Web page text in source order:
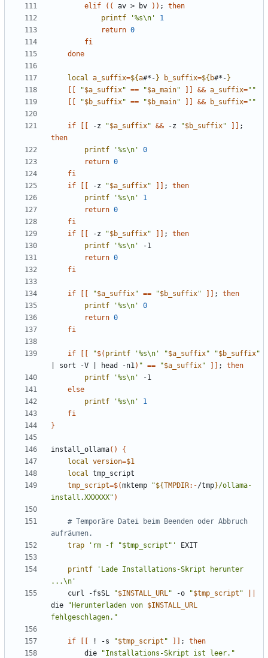
elif (( av > bv )) ;
then
printf
'%s\n'
1
return 0
fi
done
local a_suffix=${a#*-} b_suffix=${ b#*-}
[[
"$a_suffix" == "$a_main" ]] && a_suffix=""
[[
"$b_suffix" == "$b_main" ]] && b_suffix=""
if [[ -z "$a_suffix" && -z "$b_suffix" ]] ;
then
printf
'%s\n'
0
return 0
fi
if
[[ -z "$a_suffix" ]] ;
then
printf
'%s\n'
1
return 0
fi
if
[[ -z "$b_suffix" ]] ;
then
printf
'%s\n'
return 0
fi
if [[ "$a_suffix" == "$b_suffix" ]] ;
then
printf
'%s\n'
0
return 0
fi
if [[ "$( printf '%s\n' "$a_suffix" "$b_suffix"
sort -V head -n1 ) " == "$a_suffix" ]] ;
then
printf
'%s\n'
else
printf
'%s\n'
1
fi
}
install_ollama()
{
local
version=$1
local
tmp_script=$(mktemp "${TMPDIR:-/tmp}/ollama-
install.XXXXXX" )
# Temporäre Datei beim Beenden oder Abbruch
aufräumen.
trap
'rm -f "$tmp_script"'
printf
'Lade Installations-Skript herunter
...\n'
    curl -fsSL
"$INSTALL_URL " -o "$tmp_script "
die
"Herunterladen von $INSTALL_URL
fehlgeschlagen."
if [[ ! -s "$tmp_script " ]] ;
then
        die
"Installations-Skript ist leer."